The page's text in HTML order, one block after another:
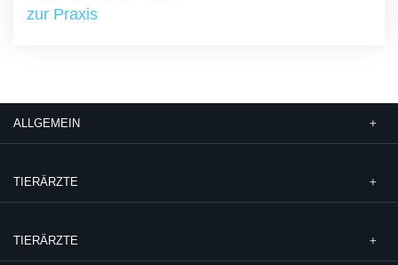
zur Praxis
ALLGEMEIN
TIERÄRZTE
TIERÄRZTE